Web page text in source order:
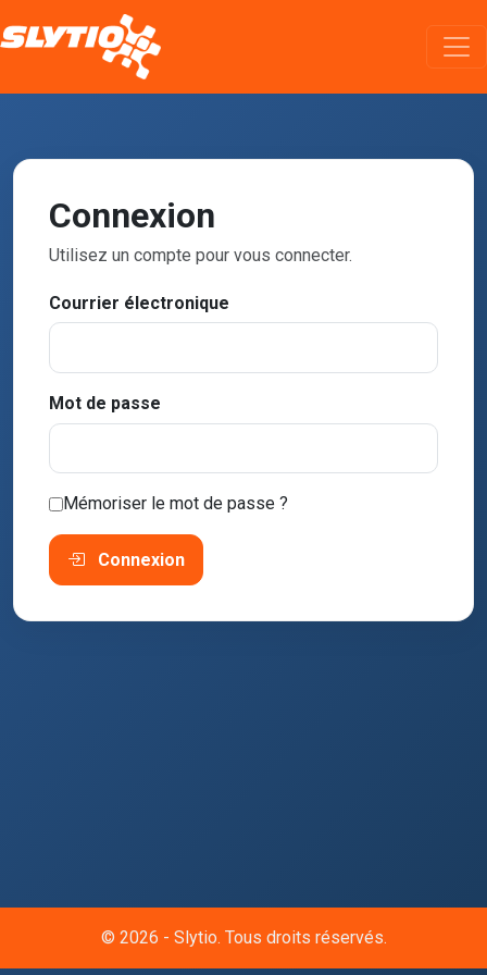
Connexion
Utilisez un compte pour vous connecter.
Courrier électronique
Mot de passe
Mémoriser le mot de passe ?
Connexion
© 2026 - Slytio. Tous droits réservés.